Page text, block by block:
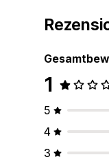
1
5
4
3